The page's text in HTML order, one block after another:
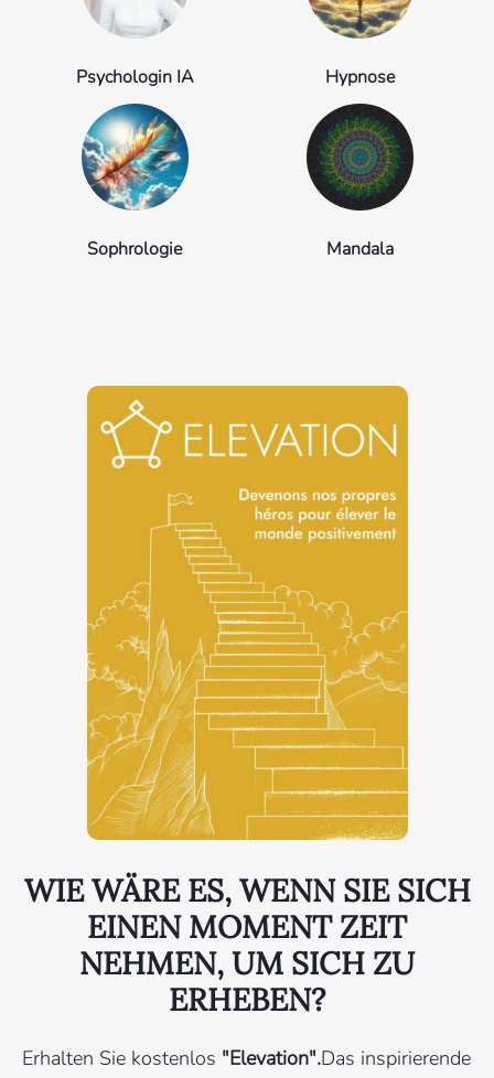
Psychologin IA Hypnose
Sophrologie Mandala
WIE WÄRE ES, WENN SIE SICH
EINEN MOMENT ZEIT
NEHMEN, UM SICH ZU
ERHEBEN?
Erhalten Sie kostenlos "Elevation".Das inspirierende